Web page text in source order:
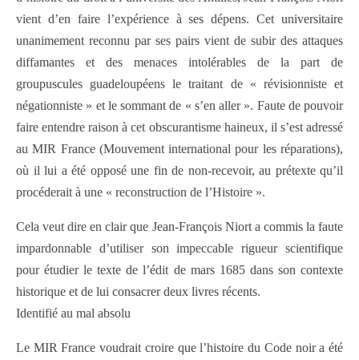
vient d’en faire l’expérience à ses dépens. Cet universitaire
unanimement reconnu par ses pairs vient de subir des attaques
diffamantes et des menaces intolérables de la part de
groupuscules guadeloupéens le traitant de « révisionniste et
négationniste » et le sommant de « s’en aller ». Faute de pouvoir
faire entendre raison à cet obscurantisme haineux, il s’est adressé
au MIR France (Mouvement international pour les réparations),
où il lui a été opposé une fin de non-recevoir, au prétexte qu’il
procéderait à une « reconstruction de l’Histoire ».
Cela veut dire en clair que Jean-François Niort a commis la faute
impardonnable d’utiliser son impeccable rigueur scientifique
pour étudier le texte de l’édit de mars 1685 dans son contexte
historique et de lui consacrer deux livres récents.
Identifié au mal absolu
Le MIR France voudrait croire que l’histoire du Code noir a été